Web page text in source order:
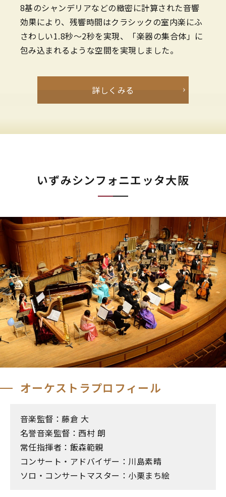
8基のシャンデリアなどの緻密に計算された音響
効果により、残響時間はクラシックの室内楽にふ
さわしい1.8秒～2秒を実現、「楽器の集合体」に
包み込まれるような空間を実現しました。
詳しくみる
いずみシンフォニエッタ大阪
オーケストラプロフィール
音楽監督：藤倉 大
名誉音楽監督：西村 朗
常任指揮者：飯森範親
コンサート・アドバイザー：川島素晴
ソロ・コンサートマスター：小栗まち絵